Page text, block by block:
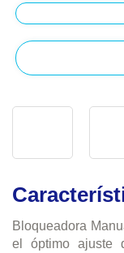
Bloqueadora
el óptimo ajuste